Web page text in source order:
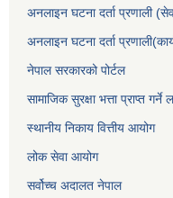
अनलाइन घटना दर्ता प्रणाली
अनलाइन घटना दर्ता
नेपाल सरकारको पोर्टल
सामाजिक सुरक्षा भत्ता प्राप्त
स्थानीय निकाय वित्तीय आयोग
लोक सेवा आयोग
सर्वोच्च अदालत नेपाल